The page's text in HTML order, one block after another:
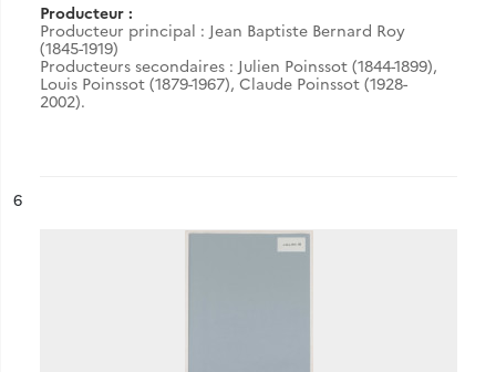
Producteur :
Producteur principal : Jean Baptiste Bernard Roy
(1845-1919)
Producteurs secondaires : Julien Poinssot (1844-1899),
Louis Poinssot (1879-1967), Claude Poinssot (1928-
2002).
n°
6